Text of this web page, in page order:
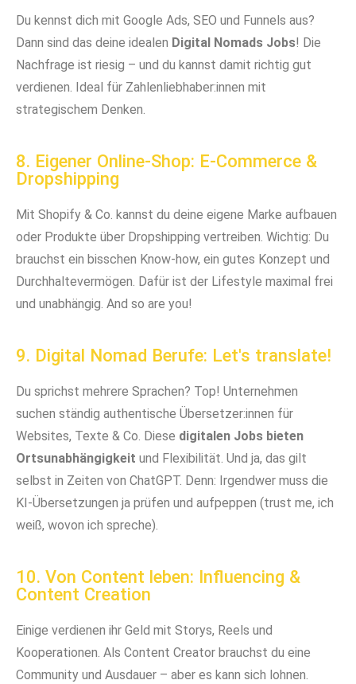
Du kennst dich mit Google Ads, SEO und Funnels aus?
Dann sind das deine idealen Digital Nomads Jobs! Die
Nachfrage ist riesig – und du kannst damit richtig gut
verdienen. Ideal für Zahlenliebhaber:innen mit
strategischem Denken.
8. Eigener Online-Shop: E-Commerce &
Dropshipping
Mit Shopify & Co. kannst du deine eigene Marke aufbauen
oder Produkte über Dropshipping vertreiben. Wichtig: Du
brauchst ein bisschen Know-how, ein gutes Konzept und
Durchhaltevermögen. Dafür ist der Lifestyle maximal frei
und unabhängig. And so are you!
9. Digital Nomad Berufe: Let's translate!
Du sprichst mehrere Sprachen? Top! Unternehmen
suchen ständig authentische Übersetzer:innen für
Websites, Texte & Co. Diese digitalen Jobs bieten
Ortsunabhängigkeit und Flexibilität. Und ja, das gilt
selbst in Zeiten von ChatGPT. Denn: Irgendwer muss die
KI-Übersetzungen ja prüfen und aufpeppen (trust me, ich
weiß, wovon ich spreche).
10. Von Content leben: Influencing &
Content Creation
Einige verdienen ihr Geld mit Storys, Reels und
Kooperationen. Als Content Creator brauchst du eine
Community und Ausdauer – aber es kann sich lohnen.